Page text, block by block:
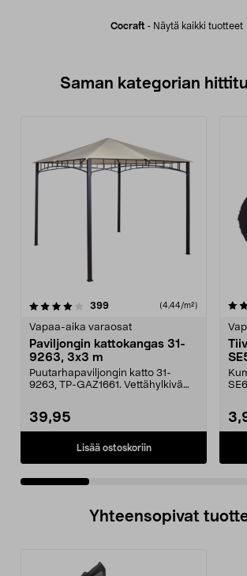
Cocraft - Näytä kaikki tuotteet
Saman kategorian
399arvostelut (4,44/m²)
Vapaa-aika varaosat
Paviljongin kattokangas 31-
9263, 3x3 m
Puutarhapaviljongin katto 31-
9263, TP-GAZ1661. Vettähylkivä
39,95
Lisää ostoskoriin
4.5 viidestä
Yhteensopivat